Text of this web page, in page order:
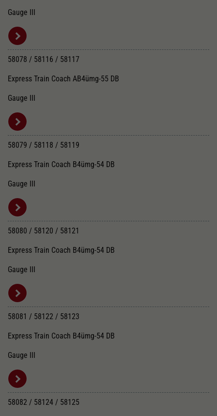
Gauge III
58078 / 58116 / 58117
Express Train Coach AB4ümg-55 DB
Gauge III
58079 / 58118 / 58119
Express Train Coach B4ümg-54 DB
Gauge III
58080 / 58120 / 58121
Express Train Coach B4ümg-54 DB
Gauge III
58081 / 58122 / 58123
Express Train Coach B4ümg-54 DB
Gauge III
58082 / 58124 / 58125